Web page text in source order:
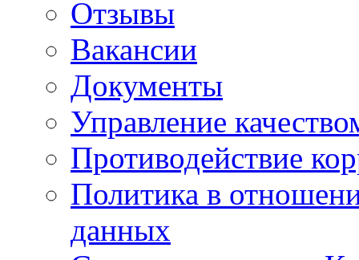
Отзывы
Вакансии
Документы
Управление
Противодействие
Политика в
данных